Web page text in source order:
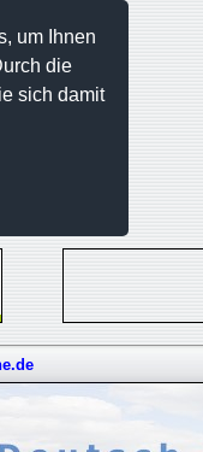
um Ihnen
die
sich damit